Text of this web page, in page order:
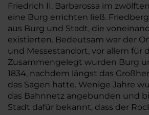
Friedrich II. Barbarossa im
eine Burg errichten ließ.
aus Burg und Stadt, die
existierten. Bedeutsam war der
und Messestandort, vor allem für
Zusammengelegt wurden Burg
1834, nachdem längst das
das Sagen hatte. Wenige Jahre
das Bahnnetz angebunden und
Stadt dafür bekannt, dass der